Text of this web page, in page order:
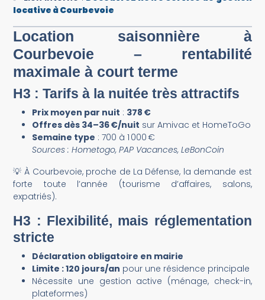
locative à Courbevoie
Location saisonnière à
Courbevoie – rentabilité
maximale à court terme
H3 : Tarifs à la nuitée très attractifs
Prix moyen par nuit : 378 €
Offres dès 34–36 €/nuit sur Amivac et HomeToGo
Semaine type : 700 à 1 000 €
Sources : Hometogo, PAP Vacances, LeBonCoin
💡 À Courbevoie, proche de La Défense, la demande est
forte toute l’année (tourisme d’affaires, salons,
expatriés).
H3 : Flexibilité, mais réglementation
stricte
Déclaration obligatoire en mairie
Limite : 120 jours/an pour une résidence principale
Nécessite une gestion active (ménage, check-in,
plateformes)